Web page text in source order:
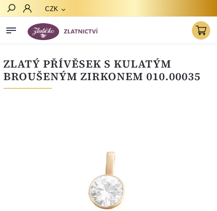
CZK
ZLATÝ PŘÍVĚSEK S KULATÝM
BROUŠENÝM ZIRKONEM 010.00035